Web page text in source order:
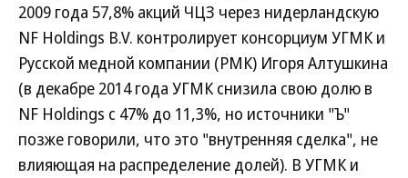
2009 года 57,8% акций ЧЦЗ через нидерландскую
NF Holdings B.V. контролирует консорциум УГМК и
Русской медной компании (РМК) Игоря Алтушкина
(в декабре 2014 года УГМК снизила свою долю в
NF Holdings с 47% до 11,3%, но источники "Ъ"
позже говорили, что это "внутренняя сделка", не
влияющая на распределение долей). В УГМК и